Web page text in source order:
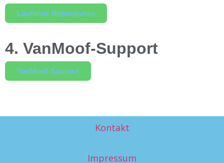
Laufende Reparaturen
4. VanMoof-Support
VanMoof-Support
Kontakt
Impressum